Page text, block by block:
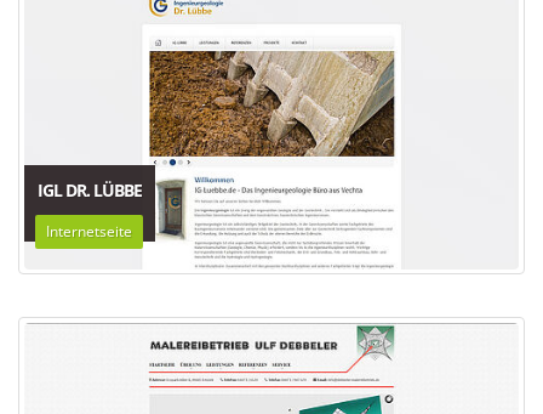
IGL DR. LÜBBE
Internetseite